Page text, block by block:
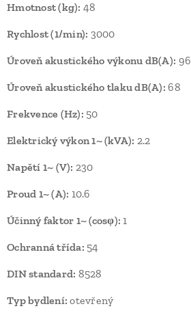
Hmotnost (kg): 48
Rychlost (1/min): 3000
Úroveň akustického výkonu dB(A): 96
Úroveň akustického tlaku dB(A):68
Frekvence (Hz): 50
Elektrický výkon 1~ (kVA): 2.2
Napětí 1~ (V): 230
Proud 1~ (A): 10.6
Účinný faktor 1~ (cosφ):1
Ochranná třída: 54
DIN standard: 8528
Typ bydlení:otevřený